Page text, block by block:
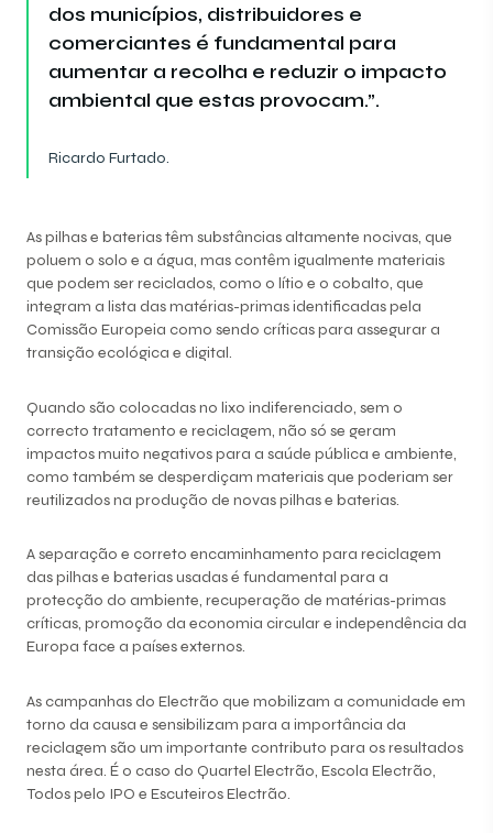
dos municípios, distribuidores e
comerciantes é fundamental para
aumentar a recolha e reduzir o impacto
ambiental que estas provocam.”.
Ricardo Furtado.
As pilhas e baterias têm substâncias altamente nocivas, que
poluem o solo e a água, mas contêm igualmente materiais
que podem ser reciclados, como o lítio e o cobalto, que
integram a lista das matérias-primas identificadas pela
Comissão Europeia como sendo críticas para assegurar a
transição ecológica e digital.
Quando são colocadas no lixo indiferenciado, sem o
correcto tratamento e reciclagem, não só se geram
impactos muito negativos para a saúde pública e ambiente,
como também se desperdiçam materiais que poderiam ser
reutilizados na produção de novas pilhas e baterias.
A separação e correto encaminhamento para reciclagem
das pilhas e baterias usadas é fundamental para a
protecção do ambiente, recuperação de matérias-primas
críticas, promoção da economia circular e independência da
Europa face a países externos.
As campanhas do Electrão que mobilizam a comunidade em
torno da causa e sensibilizam para a importância da
reciclagem são um importante contributo para os resultados
nesta área. É o caso do Quartel Electrão, Escola Electrão,
Todos pelo IPO e Escuteiros Electrão.